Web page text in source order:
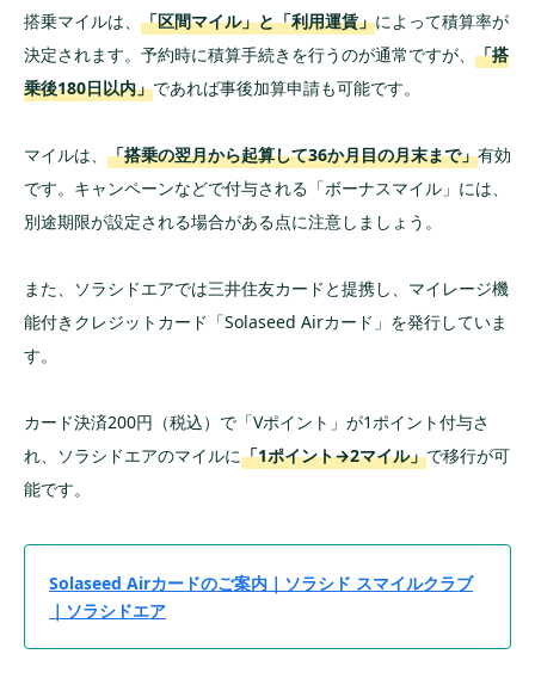
搭乗マイルは、 「区間マイル」と「利用運賃」によって積算率が
決定されます。予約時に積算手続きを行うのが通常ですが、 「搭
乗後180日以内」であれば事後加算申請も可能です。
マイルは、 「搭乗の翌月から起算して36か月目の月末まで」有効
です。キャンペーンなどで付与される「ボーナスマイル」には、
別途期限が設定される場合がある点に注意しましょう。
また、ソラシドエアでは三井住友カードと提携し、マイレージ機
能付きクレジットカード「Solaseed Airカード」を発行していま
す。
カード決済200円（税込）で「Vポイント」が1ポイント付与さ
れ、ソラシドエアのマイルに「1ポイント→2マイル」で移行が可
能です。
Solaseed Airカードのご案内｜ソラシド スマイルクラブ
｜ソラシドエア